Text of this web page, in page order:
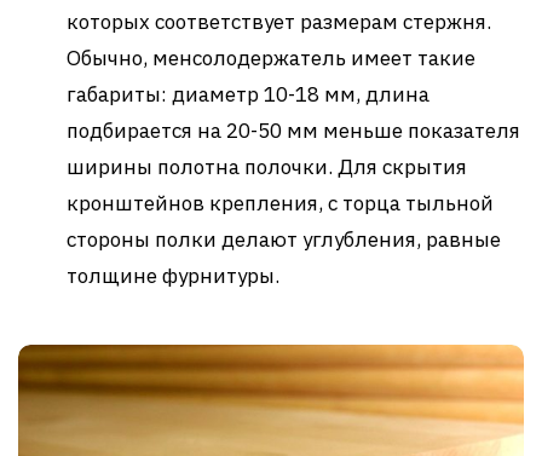
которых соответствует размерам стержня.
Обычно, менсолодержатель имеет такие
габариты: диаметр 10-18 мм, длина
подбирается на 20-50 мм меньше показателя
ширины полотна полочки. Для скрытия
кронштейнов крепления, с торца тыльной
стороны полки делают углубления, равные
толщине фурнитуры.